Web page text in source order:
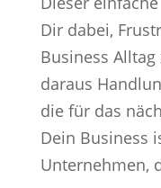
Dir dabei,
Business
daraus
die für das
Dein Business
Unternehmen,